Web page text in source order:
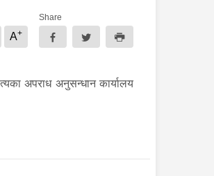
A+
Share
अपराध अनुसन्धान कार्यालय